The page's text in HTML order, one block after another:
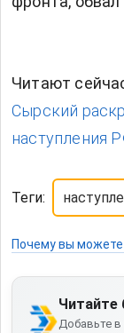
Читают
Сырский
наступления
Теги:
Почему вы
Читайте
Добавьте в